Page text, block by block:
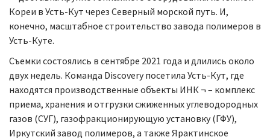
Кореи в Усть-Кут через Северный морской путь. И,
конечно, масштабное строительство завода полимеров в
Усть-Куте.
Съемки состоялись в сентябре 2021 года и длились около
двух недель. Команда Discovery посетила Усть-Кут, где
находятся производственные объекты ИНК ¬ – комплекс
приема, хранения и отгрузки сжиженных углеводородных
газов (СУГ), газофракционирующую установку (ГФУ),
Иркутский завод полимеров, а также Ярактинское